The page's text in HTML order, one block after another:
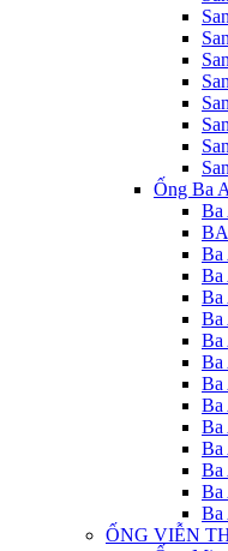
Ống Ba
Ba
Ba
Ba
Ba
Ba
Ba
Ba
Ba
Ba
Ba
Ba
Ba
Ba
Ba
ỐNG VIỄN